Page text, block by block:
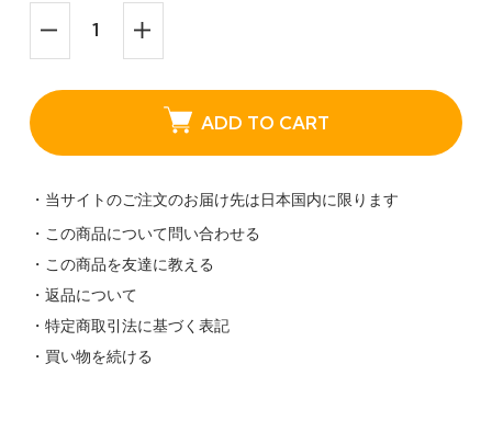
ADD TO CART
・当サイトのご注文のお届け先は日本国内に限ります
・この商品について問い合わせる
・この商品を友達に教える
・返品について
・特定商取引法に基づく表記
・買い物を続ける